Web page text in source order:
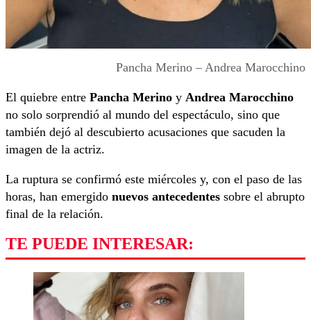
Pancha Merino – Andrea Marocchino
El quiebre entre Pancha Merino y Andrea Marocchino
no solo sorprendió al mundo del espectáculo, sino que
también dejó al descubierto acusaciones que sacuden la
imagen de la actriz.
La ruptura se confirmó este miércoles y, con el paso de las
horas, han emergido nuevos antecedentes sobre el abrupto
final de la relación.
TE PUEDE INTERESAR: